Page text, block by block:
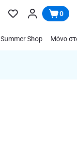
0
Summer Shop Μόνο